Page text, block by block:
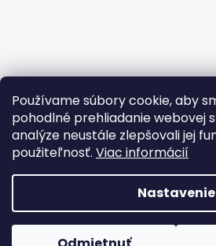
Používame súbory cookie, aby
pohodlné prehliadanie webovej
analýze neustále zlepšovali jej
použiteľnosť. Viac informácií
Nastavenie
Sledovať na